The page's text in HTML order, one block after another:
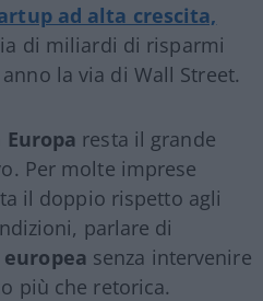
ad alta crescita,
di miliardi di risparmi
la via di Wall Street.
resta il grande
Per molte imprese
il doppio rispetto agli
parlare di
senza intervenire
più che retorica.